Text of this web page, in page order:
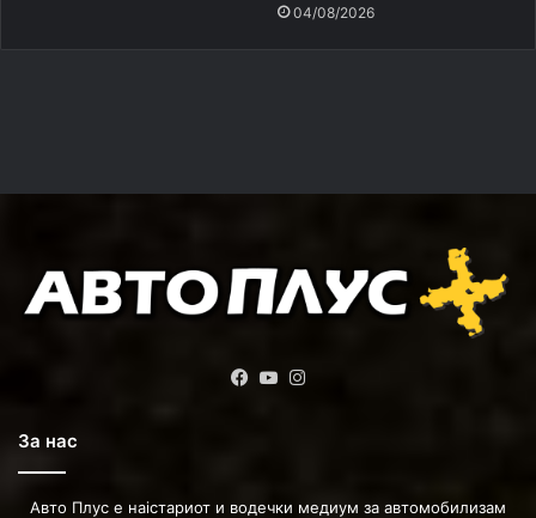
04/08/2026
Facebook
YouTube
За нас
Авто Плус е наістариот и водечки медиум за автомобилизам